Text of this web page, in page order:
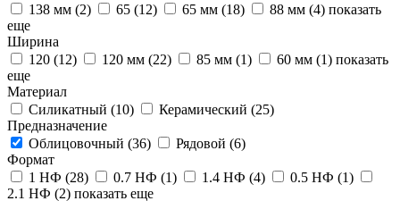
138 мм (2) 65 (12) 65 мм (18) 88 мм (4) показать
еще
Ширина
120 (12) 120 мм (22) 85 мм (1) 60 мм (1) показать
еще
Материал
Силикатный (10) Керамический (25)
Предназначение
Облицовочный (36) Рядовой (6)
Формат
1 НФ (28) 0.7 НФ (1) 1.4 НФ (4) 0.5 НФ (1)
2.1 НФ (2) показать еще